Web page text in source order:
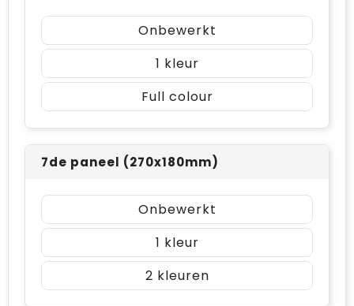
Onbewerkt
1
Full colour
7de paneel (270x180mm)
Onbewerkt
1
2